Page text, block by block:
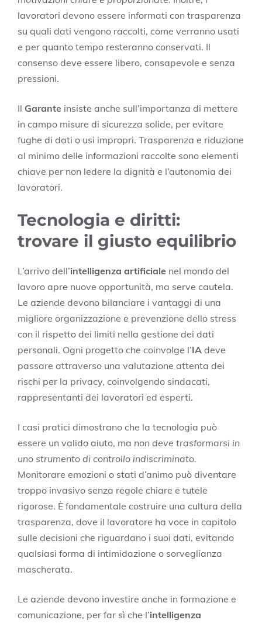
lavoratori devono essere informati con trasparenza
su quali dati vengono raccolti, come verranno usati
e per quanto tempo resteranno conservati. Il
consenso deve essere libero, consapevole e senza
pressioni.
Il Garante insiste anche sull’importanza di mettere
in campo misure di sicurezza solide, per evitare
fughe di dati o usi impropri. Trasparenza e riduzione
al minimo delle informazioni raccolte sono elementi
chiave per non ledere la dignità e l’autonomia dei
lavoratori.
Tecnologia e diritti:
trovare il giusto equilibrio
L’arrivo dell’intelligenza artificiale nel mondo del
lavoro apre nuove opportunità, ma serve cautela.
Le aziende devono bilanciare i vantaggi di una
migliore organizzazione e prevenzione dello stress
con il rispetto dei limiti nella gestione dei dati
personali. Ogni progetto che coinvolge l’IA deve
passare attraverso una valutazione attenta dei
rischi per la privacy, coinvolgendo sindacati,
rappresentanti dei lavoratori ed esperti.
I casi pratici dimostrano che la tecnologia può
essere un valido aiuto, ma non deve trasformarsi in
uno strumento di controllo indiscriminato.
Monitorare emozioni o stati d’animo può diventare
troppo invasivo senza regole chiare e tutele
rigorose. È fondamentale costruire una cultura della
trasparenza, dove il lavoratore ha voce in capitolo
sulle decisioni che riguardano i suoi dati, evitando
qualsiasi forma di intimidazione o sorveglianza
mascherata.
Le aziende devono investire anche in formazione e
comunicazione, per far sì che l’intelligenza